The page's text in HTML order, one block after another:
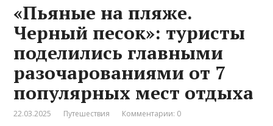
«Пьяные на пляже.
Черный песок»: туристы
поделились главными
разочарованиями от 7
популярных мест отдыха
22.03.2025 Путешествия Комментарии: 0